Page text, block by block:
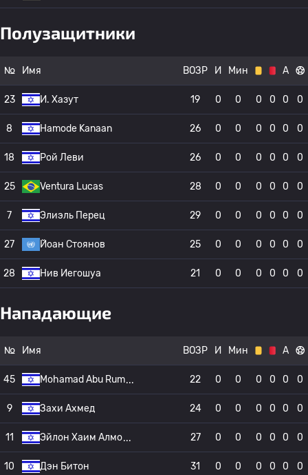
Полузащитники
№ Имя ВОЗР И Мин А
23 И. Хазут 19 0 0 0 0 0 0
8 Hamode Kanaan 26 0 0 0 0 0 0
18 Рой Леви 26 0 0 0 0 0 0
25 Ventura Lucas 28 0 0 0 0 0 0
7 Элиэль Перец 29 0 0 0 0 0 0
27 Йоан Стоянов 25 0 0 0 0 0 0
28 Нив Иегошуа 21 0 0 0 0 0 0
Нападающие
№ Имя ВОЗР И Мин А
45 Mohamad Abu Rum 22 0 0 0 0 0 0
9 Захи Ахмед 24 0 0 0 0 0 0
11 Эйлон Хаим Алмо 27 0 0 0 0 0 0
10 Дэн Битон 31 0 0 0 0 0 0